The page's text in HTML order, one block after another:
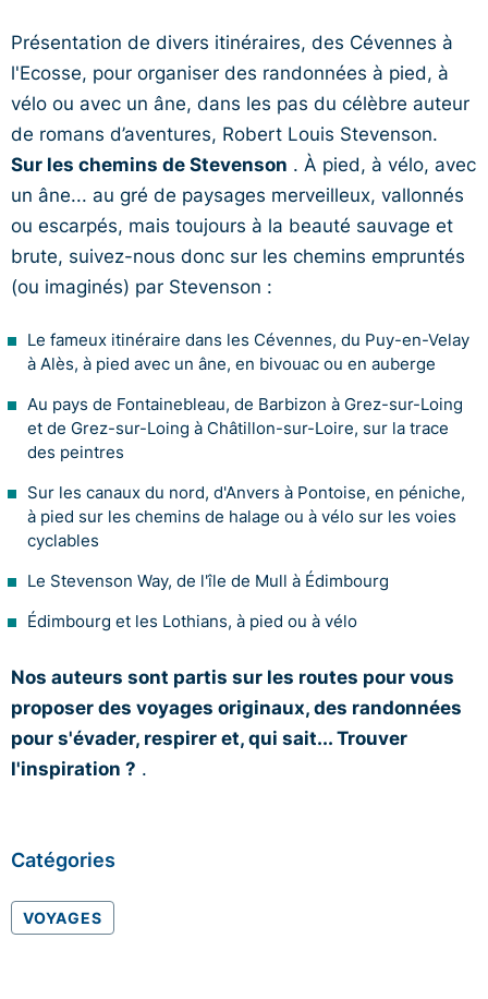
Présentation de divers itinéraires, des Cévennes à
l'Ecosse, pour organiser des randonnées à pied, à
vélo ou avec un âne, dans les pas du célèbre auteur
de romans d’aventures, Robert Louis Stevenson.
Sur les chemins de Stevenson . À pied, à vélo, avec
un âne... au gré de paysages merveilleux, vallonnés
ou escarpés, mais toujours à la beauté sauvage et
brute, suivez-nous donc sur les chemins empruntés
(ou imaginés) par Stevenson :
Le fameux itinéraire dans les Cévennes, du Puy-en-Velay
à Alès, à pied avec un âne, en bivouac ou en auberge
Au pays de Fontainebleau, de Barbizon à Grez-sur-Loing
et de Grez-sur-Loing à Châtillon-sur-Loire, sur la trace
des peintres
Sur les canaux du nord, d'Anvers à Pontoise, en péniche,
à pied sur les chemins de halage ou à vélo sur les voies
cyclables
Le Stevenson Way, de l'île de Mull à Édimbourg
Édimbourg et les Lothians, à pied ou à vélo
Nos auteurs sont partis sur les routes pour vous
proposer des voyages originaux, des randonnées
pour s'évader, respirer et, qui sait... Trouver
l'inspiration ? .
Catégories
VOYAGES